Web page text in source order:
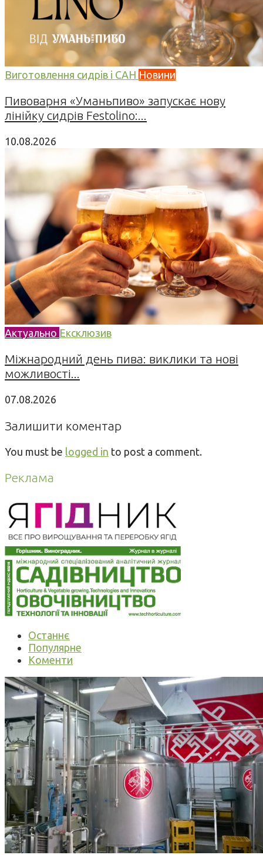
Виготовлення сидрів і САН Новини
Пивоварня «Уманьпиво» запускає нову
лінійку сидрів Festolino:...
10.08.2026
Актуально Ексклюзив
Міжнародний день пива: виклики та нові
можливості...
07.08.2026
Залишити коментар
You must be logged in to post a comment.
Реклама
Останнє
Популярне
Коменти